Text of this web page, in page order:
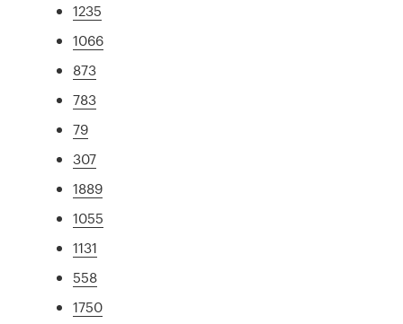
1235
1066
873
783
79
307
1889
1055
1131
558
1750